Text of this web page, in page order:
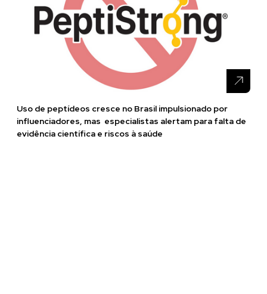
Uso de peptídeos cresce no Brasil impulsionado por
influenciadores, mas especialistas alertam para falta de
evidência científica e riscos à saúde